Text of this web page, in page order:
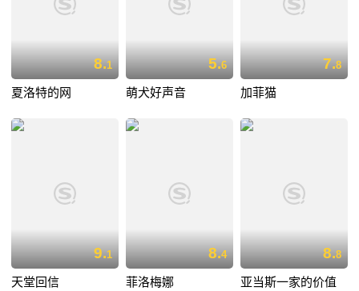
8.1
夏洛特的网
5.6
萌犬好声音
7.8
加菲猫
9.1
天堂回信
8.4
菲洛梅娜
8.8
亚当斯一家的价值